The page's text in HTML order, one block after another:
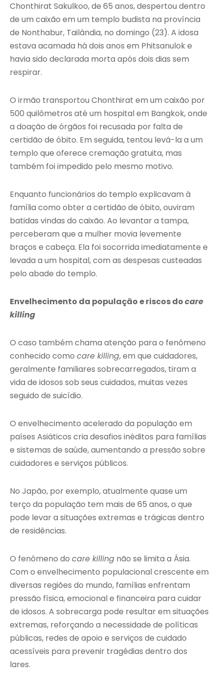
Chonthirat Sakulkoo, de 65 anos, despertou dentro
de um caixão em um templo budista na província
de Nonthabur, Tailândia, no domingo (23). A idosa
estava acamada há dois anos em Phitsanulok e
havia sido declarada morta após dois dias sem
respirar.
O irmão transportou Chonthirat em um caixão por
500 quilômetros até um hospital em Bangkok, onde
a doação de órgãos foi recusada por falta de
certidão de óbito. Em seguida, tentou levá-la a um
templo que oferece cremação gratuita, mas
também foi impedido pelo mesmo motivo.
Enquanto funcionários do templo explicavam à
família como obter a certidão de óbito, ouviram
batidas vindas do caixão. Ao levantar a tampa,
perceberam que a mulher movia levemente
braços e cabeça. Ela foi socorrida imediatamente e
levada a um hospital, com as despesas custeadas
pelo abade do templo.
Envelhecimento da população e riscos docare
killing
O caso também chama atenção para o fenômeno
conhecido como care killing, em que cuidadores,
geralmente familiares sobrecarregados, tiram a
vida de idosos sob seus cuidados, muitas vezes
seguido de suicídio.
O envelhecimento acelerado da população em
países Asiáticos cria desafios inéditos para famílias
e sistemas de saúde, aumentando a pressão sobre
cuidadores e serviços públicos.
No Japão, por exemplo, atualmente quase um
terço da população tem mais de 65 anos, o que
pode levar a situações extremas e trágicas dentro
de residências.
O fenômeno do care killing não se limita a Ásia.
Com o envelhecimento populacional crescente em
diversas regiões do mundo, famílias enfrentam
pressão física, emocional e financeira para cuidar
de idosos. A sobrecarga pode resultar em situações
extremas, reforçando a necessidade de políticas
públicas, redes de apoio e serviços de cuidado
acessíveis para prevenir tragédias dentro dos
lares.